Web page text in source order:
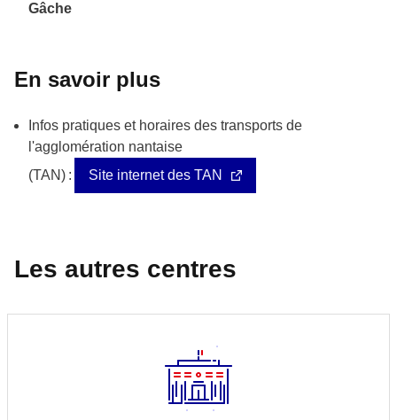
Gâche
En savoir plus
Infos pratiques et horaires des transports de
l'agglomération nantaise
(TAN) :
Site internet des TAN
Les autres centres